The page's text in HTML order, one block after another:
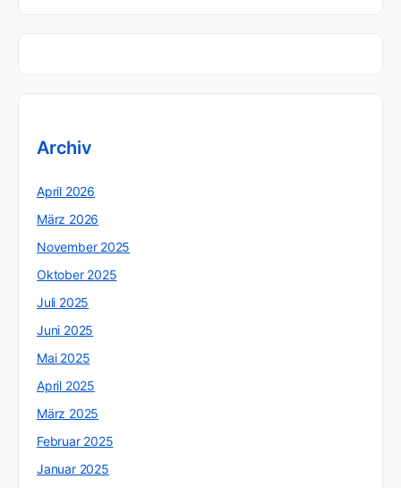
Archiv
April 2026
März 2026
November 2025
Oktober 2025
Juli 2025
Juni 2025
Mai 2025
April 2025
März 2025
Februar 2025
Januar 2025